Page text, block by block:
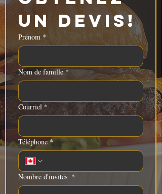
un devis!
Prénom *
Nom de famille *
Courriel *
Téléphone *
Nombre d'invités *